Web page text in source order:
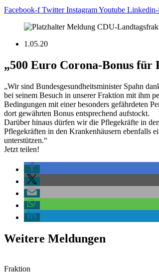
Facebook-f Twitter InstagramYoutube Linkedin-
1.05.20
„500 Euro Corona-Bonus
„Wir sind Bundesgesundheitsminister Spahn
bei seinem Besuch in unserer Fraktion mit ihm
Bedingungen mit einer besonders gefährdeten
dort gewährten Bonus entsprechend aufstockt.
Darüber hinaus dürfen wir die Pflegekräfte in
Pflegekräften in den Krankenhäusern ebenfalls
unterstützen.“
Jetzt teilen!
Weitere Meldungen
Fraktion